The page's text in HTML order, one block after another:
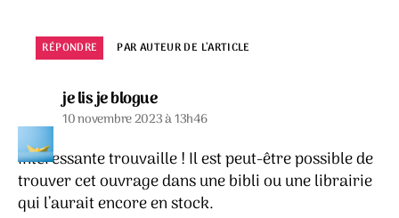
RÉPONDRE PAR AUTEUR DE L’ARTICLE
je lis je bloguedit :
10 novembre 2023 à 13h46
Intéressante trouvaille ! Il est peut-être possible de
trouver cet ouvrage dans une bibli ou une librairie
qui l’aurait encore en stock.